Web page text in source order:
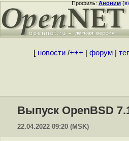
Профиль:Аноним(
[ новости/+++ форум|
Выпуск OpenBSD
22.04.2022 09:20 (MSK)